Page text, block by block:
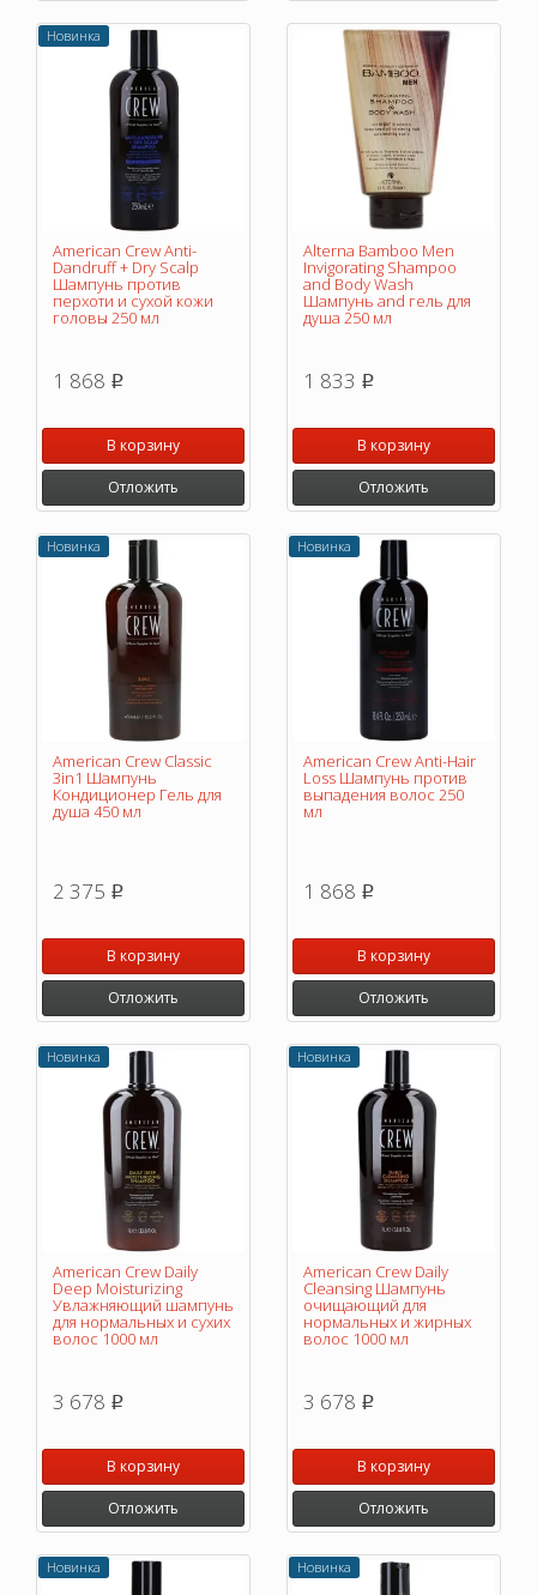
Новинка
American Crew Anti-
Dandruff + Dry Scalp
Шампунь против
перхоти и сухой кожи
головы 250 мл
1 868 p
В корзину
Отложить
Alterna Bamboo Men
Invigorating Shampoo
and Body Wash
Шампунь and гель для
душа 250 мл
1 833 p
В корзину
Отложить
Новинка
American Crew Classic
3in1 Шампунь
Кондиционер Гель для
душа 450 мл
2 375 p
В корзину
Отложить
Новинка
American Crew Anti-Hair
Loss Шампунь против
выпадения волос 250
мл
1 868 p
В корзину
Отложить
Новинка
American Crew Daily
Deep Moisturizing
Увлажняющий шампунь
для нормальных и сухих
волос 1000 мл
3 678 p
В корзину
Отложить
Новинка
American Crew Daily
Cleansing Шампунь
очищающий для
нормальных и жирных
волос 1000 мл
3 678 p
В корзину
Отложить
Новинка Новинка